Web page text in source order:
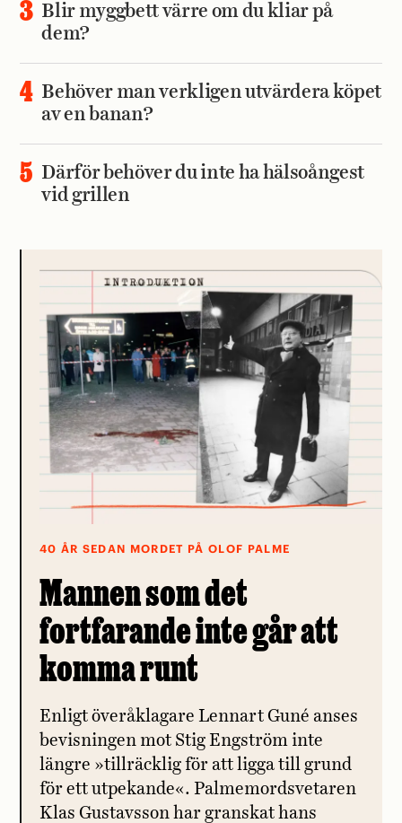
Blir myggbett värre om du kliar på
dem?
Behöver man verkligen utvärdera köpet
av en banan?
Därför behöver du inte ha hälsoångest
vid grillen
40 ÅR SEDAN MORDET PÅ OLOF PALME
Mannen som det
fortfarande inte går att
komma runt
Enligt överåklagare Lennart Guné anses
bevisningen mot Stig Engström inte
längre »tillräcklig för att ligga till grund
för ett utpekande«. Palmemordsvetaren
Klas Gustavsson har granskat hans